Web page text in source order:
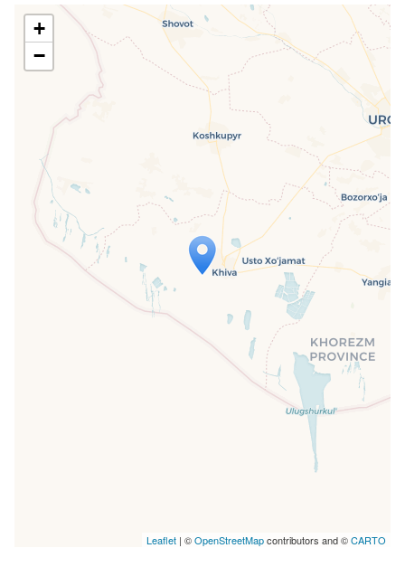
Travelers' Map wird geladen …
Wenn du dies siehst, nachdem deine
Seite vollständig geladen wurde,
fehlen leafletJS-Dateien.
+
−
Leaflet| ©OpenStreetMapcontributors and ©CARTO